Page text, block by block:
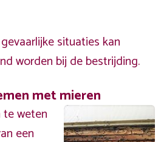
situaties kan
worden bij de bestrijding.
met mieren
weten
een